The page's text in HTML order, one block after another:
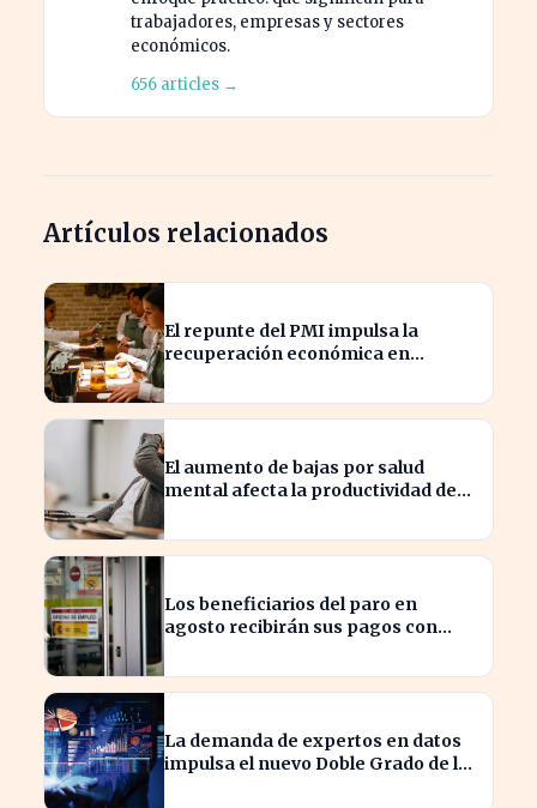
trabajadores, empresas y sectores
económicos.
656 articles →
Artículos relacionados
El repunte del PMI impulsa la
recuperación económica en
crecimiento
El aumento de bajas por salud
mental afecta la productividad de
Los beneficiarios del paro en
agosto recibirán sus pagos con
La demanda de expertos en datos
impulsa el nuevo Doble Grado de la